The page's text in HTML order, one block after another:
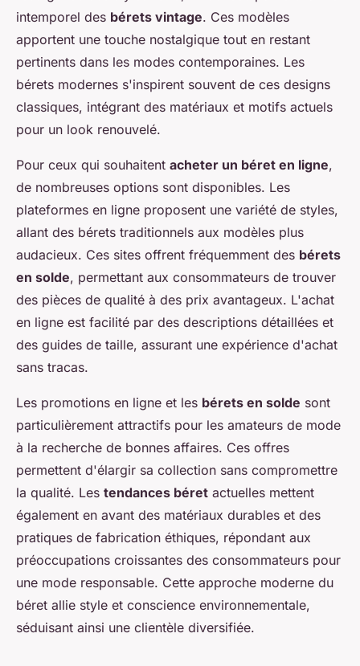
intemporel des bérets vintage. Ces modèles
apportent une touche nostalgique tout en restant
pertinents dans les modes contemporaines. Les
bérets modernes s'inspirent souvent de ces designs
classiques, intégrant des matériaux et motifs actuels
pour un look renouvelé.
Pour ceux qui souhaitent acheter un béret en ligne,
de nombreuses options sont disponibles. Les
plateformes en ligne proposent une variété de styles,
allant des bérets traditionnels aux modèles plus
audacieux. Ces sites offrent fréquemment des bérets
en solde, permettant aux consommateurs de trouver
des pièces de qualité à des prix avantageux. L'achat
en ligne est facilité par des descriptions détaillées et
des guides de taille, assurant une expérience d'achat
sans tracas.
Les promotions en ligne et les bérets en solde sont
particulièrement attractifs pour les amateurs de mode
à la recherche de bonnes affaires. Ces offres
permettent d'élargir sa collection sans compromettre
la qualité. Les tendances béret actuelles mettent
également en avant des matériaux durables et des
pratiques de fabrication éthiques, répondant aux
préoccupations croissantes des consommateurs pour
une mode responsable. Cette approche moderne du
béret allie style et conscience environnementale,
séduisant ainsi une clientèle diversifiée.